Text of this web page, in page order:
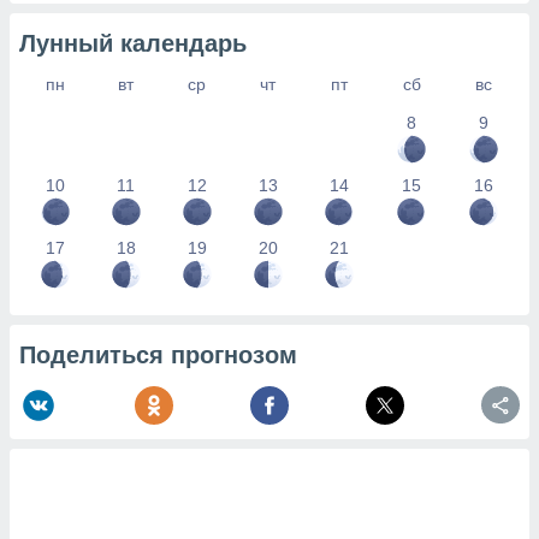
Лунный календарь
пн вт ср чт пт сб
вс
8
9
10 11 12 13 14 15 16
17 18 19 20 21
Поделиться прогнозом